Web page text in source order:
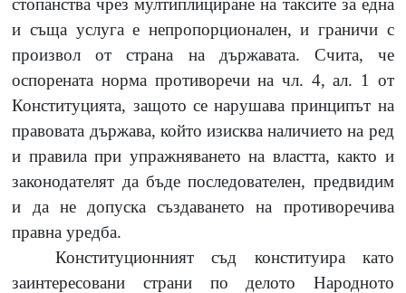
стопанства чрез мултиплициране на таксите за една
и съща услуга е непропорционален, и граничи с
произвол от страна на държавата. Счита, че
оспорената норма противоречи на чл. 4, ал. 1 от
Конституцията, защото се нарушава принципът на
правовата държава, който изисква наличието на ред
и правила при упражняването на властта, както и
законодателят да бъде последователен, предвидим
и да не допуска създаването на противоречива
правна уредба.
Конституционният съд конституира като
заинтересовани страни по делото Народното